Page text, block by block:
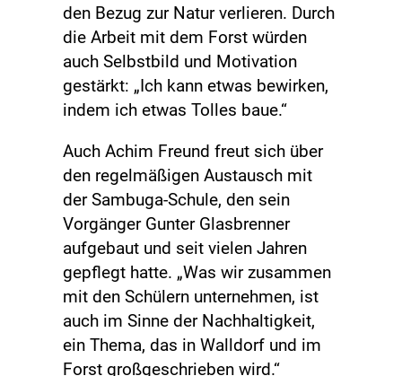
den Bezug zur Natur verlieren. Durch
die Arbeit mit dem Forst würden
auch Selbstbild und Motivation
gestärkt: „Ich kann etwas bewirken,
indem ich etwas Tolles baue.“
Auch Achim Freund freut sich über
den regelmäßigen Austausch mit
der Sambuga-Schule, den sein
Vorgänger Gunter Glasbrenner
aufgebaut und seit vielen Jahren
gepflegt hatte. „Was wir zusammen
mit den Schülern unternehmen, ist
auch im Sinne der Nachhaltigkeit,
ein Thema, das in Walldorf und im
Forst großgeschrieben wird.“